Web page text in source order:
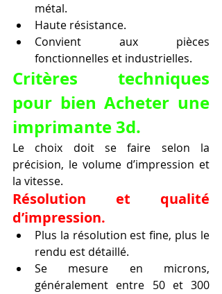
métal.
Haute résistance.
Convient aux pièces
fonctionnelles et industrielles.
Critères techniques
pour bien Acheter une
imprimante 3d.
Le choix doit se faire selon la
précision, le volume d’impression et
la vitesse.
Résolution et qualité
d’impression.
Plus la résolution est fine, plus le
rendu est détaillé.
Se mesure en microns,
généralement entre 50 et 300